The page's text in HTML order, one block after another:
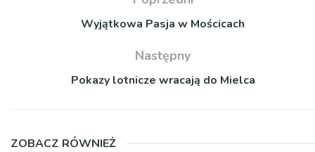
Wyjątkowa Pasja w Mościcach
Następny
Pokazy lotnicze wracają do Mielca
ZOBACZ RÓWNIEŻ